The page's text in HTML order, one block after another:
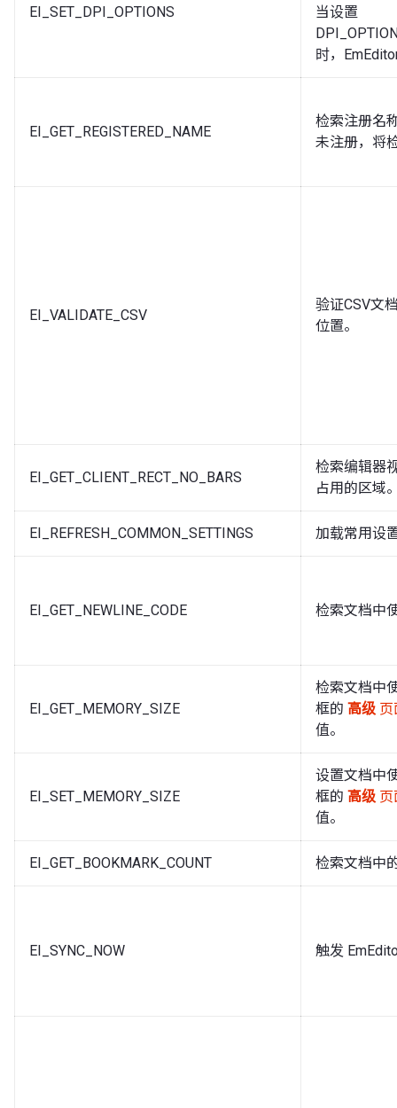
EI_SET_DPI_OPTIONS
当设置
时，
EI_GET_REGISTERED_NAME
检索注册名
未注册，将
EI_VALIDATE_CSV
验证CSV文
位置。
EI_GET_CLIENT_RECT_NO_BARS
检索编辑器
占用的区域
EI_REFRESH_COMMON_SETTINGS 加载常用设
EI_GET_NEWLINE_CODE 检索文档中
EI_GET_MEMORY_SIZE
检索文档中
框的 高级 页
值。
EI_SET_MEMORY_SIZE
设置文档中
框的 高级 页
值。
EI_GET_BOOKMARK_COUNT 检索文档中
EI_SYNC_NOW 触发